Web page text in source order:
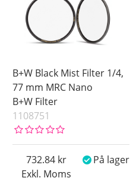
B+W Black Mist Filter 1/4,
77 mm MRC Nano
B+W Filter
1108751
Exkl. Moms
732.84 På lager